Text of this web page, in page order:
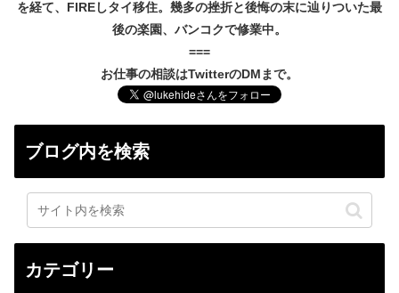
を経て、FIREしタイ移住。幾多の挫折と後悔の末に辿りついた最
後の楽園、バンコクで修業中。
===
お仕事の相談はTwitterのDMまで。
ブログ内を検索
カテゴリー